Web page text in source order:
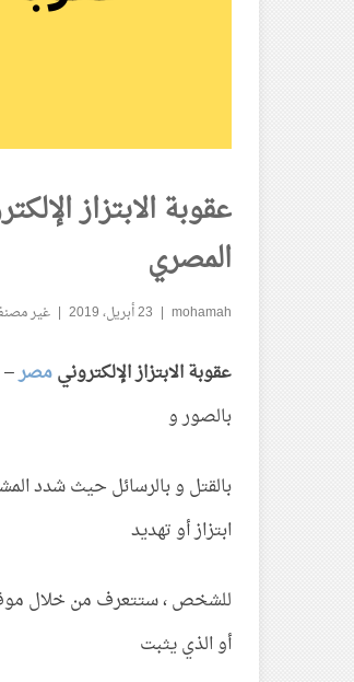
عقوبة الابتزاز
المصري
mohamah 23 أبريل، 2019 غير
عقوبة الابتزاز الإلكترونيمصر–
بالصور و
بالقتل و بالرسائل حيث شدد
ابتزاز أو تهديد
للشخص ، ستتعرف من خلال
أو الذي يثبت